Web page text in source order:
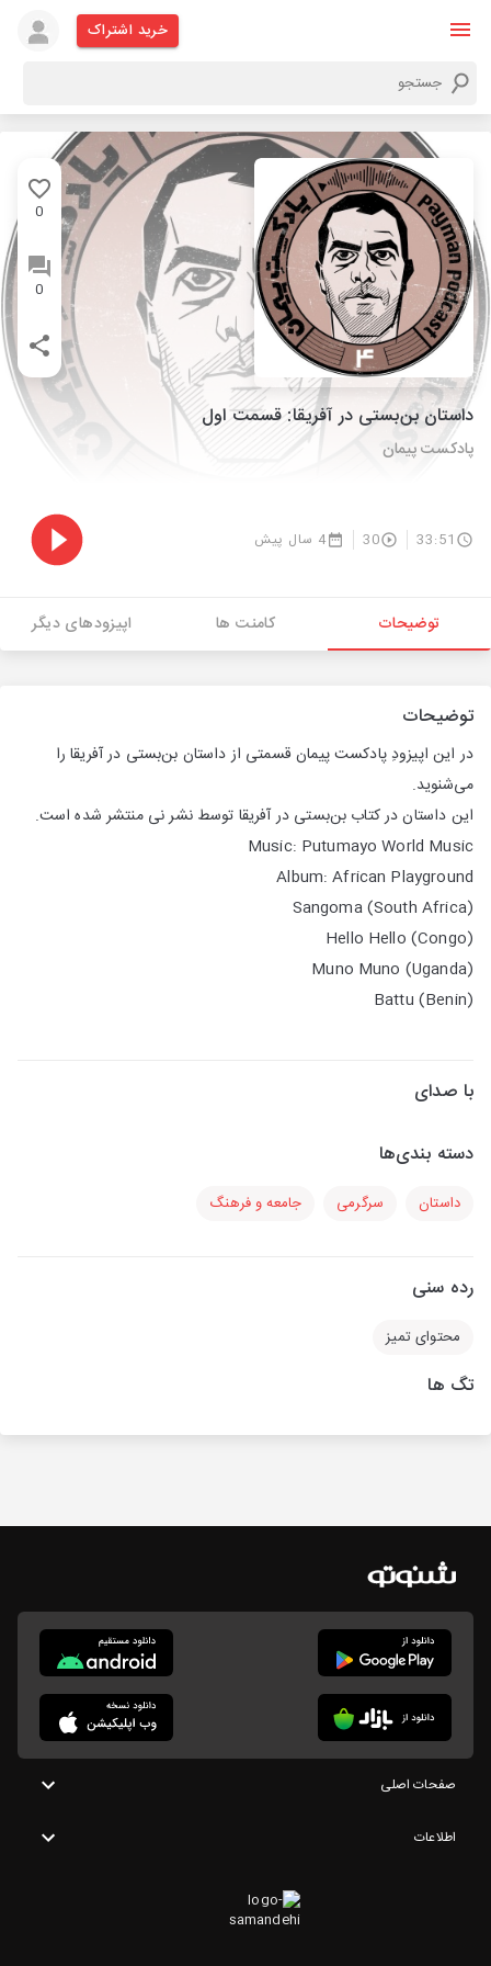
خرید اشتراک
0
0
داستان بن‌بستی در آفریقا: قسمت اول
پادکست پیمان
33:51
30 4 سال پیش
توضیحات کامنت ها اپیزودهای دیگر
توضیحات
در این اپیزودِ پادکست پیمان قسمتی از داستان بن‌بستی در آفریقا را
می‌شنوید.
این داستان در کتاب بن‌بستی در آفریقا توسط نشر نی منتشر شده است.
Music: Putumayo World Music
Album: African Playground
Sangoma (South Africa)
Hello Hello (Congo)
Muno Muno (Uganda)
Battu (Benin)
با صدای
دسته بندی‌ها
داستان سرگرمی جامعه و فرهنگ
رده سنی
محتوای تمیز
تگ ها
صفحات اصلی
اطلاعات